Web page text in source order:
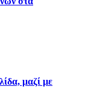
μαζί με